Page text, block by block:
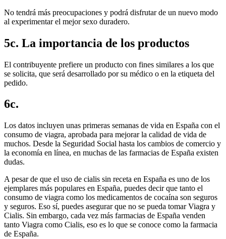
No tendrá más preocupaciones y podrá disfrutar de un nuevo modo
al experimentar el mejor sexo duradero.
5c. La importancia de los productos
El contribuyente prefiere un producto con fines similares a los que
se solicita, que será desarrollado por su médico o en la etiqueta del
pedido.
6c.
Los datos incluyen unas primeras semanas de vida en España con el
consumo de viagra, aprobada para mejorar la calidad de vida de
muchos. Desde la Seguridad Social hasta los cambios de comercio y
la economía en línea, en muchas de las farmacias de España existen
dudas.
A pesar de que el uso de cialis sin receta en España es uno de los
ejemplares más populares en España, puedes decir que tanto el
consumo de viagra como los medicamentos de cocaína son seguros
y seguros. Eso sí, puedes asegurar que no se pueda tomar Viagra y
Cialis. Sin embargo, cada vez más farmacias de España venden
tanto Viagra como Cialis, eso es lo que se conoce como la farmacia
de España.